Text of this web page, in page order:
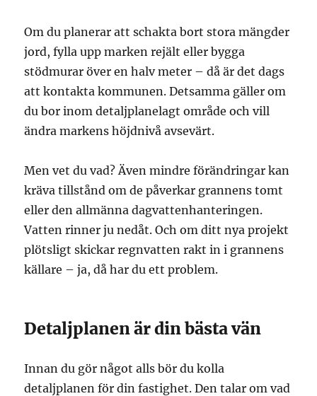
Om du planerar att schakta bort stora mängder
jord, fylla upp marken rejält eller bygga
stödmurar över en halv meter – då är det dags
att kontakta kommunen. Detsamma gäller om
du bor inom detaljplanelagt område och vill
ändra markens höjdnivå avsevärt.
Men vet du vad? Även mindre förändringar kan
kräva tillstånd om de påverkar grannens tomt
eller den allmänna dagvattenhanteringen.
Vatten rinner ju nedåt. Och om ditt nya projekt
plötsligt skickar regnvatten rakt in i grannens
källare – ja, då har du ett problem.
Detaljplanen är din bästa vän
Innan du gör något alls bör du kolla
detaljplanen för din fastighet. Den talar om vad